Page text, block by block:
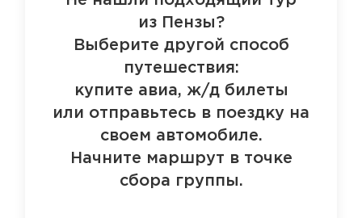
из Пензы?
Выберите другой способ
путешествия:
купите авиа, ж/д билеты
или отправьтесь в поездку на
своем автомобиле.
Начните маршрут в точке
сбора группы.